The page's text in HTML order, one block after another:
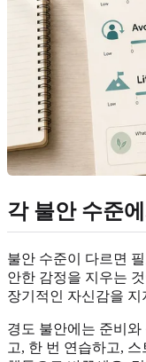
각 불안 수준
불안 수준이 다르면
안한 감정을 지우는
장기적인 자신감을
경도 불안에는 준비
고, 한 번 연습하고,